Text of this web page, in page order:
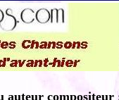
auteur compositeur